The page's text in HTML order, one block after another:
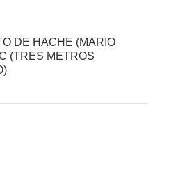
DE HACHE (MARIO
(TRES METROS